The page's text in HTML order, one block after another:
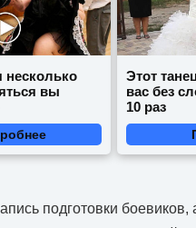
несколько
вы
Этот
вас без
10 раз
подготовки боевиков,